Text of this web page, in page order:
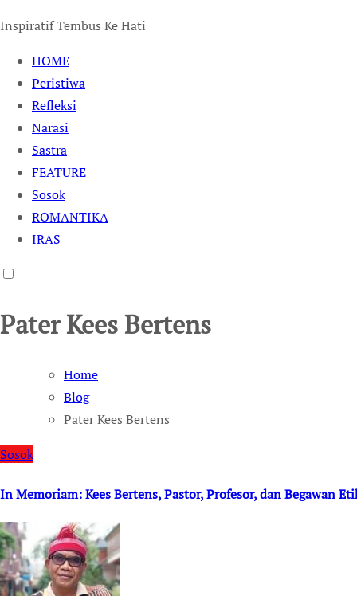
Inspiratif Tembus Ke Hati
HOME
Peristiwa
Refleksi
Narasi
Sastra
FEATURE
Sosok
ROMANTIKA
IRAS
Pater Kees Bertens
Home
Blog
Pater Kees Bertens
Sosok
In Memoriam: Kees Bertens, Pastor, Profesor, dan Begawan